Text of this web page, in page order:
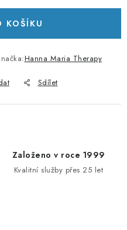
KOŠÍKU
Hanna Maria Therapy
Sdílet
Založeno v roce 1999
Kvalitní služby přes 25 let